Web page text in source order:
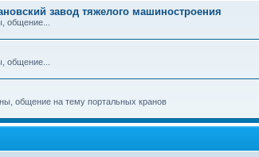
завод тяжелого машиностроения
общение...
общение...
общение на тему портальных кранов